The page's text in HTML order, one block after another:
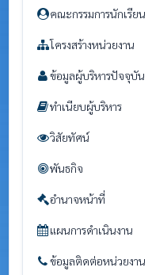
คณะกรรมการนักเรียน
โครงสร้างหน่วยงาน
ข้อมูลผู้บริหารปัจจุบัน
ทำเนียบผู้บริหาร
วิสัยทัศน์
พันธกิจ
อำนาจหน้าที่
แผนการดำเนินงาน
ข้อมูลติดต่อหน่วยงาน